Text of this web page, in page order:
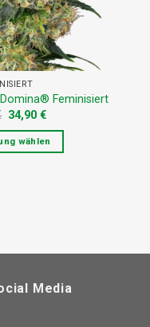
Produktseite
gewählt
werden
Feminisiert
Ursprünglicher
Preis
war:
37,50 €
34,90€Aktueller
ist:
34,90 €.
wählen
auf.
OptionenMedia